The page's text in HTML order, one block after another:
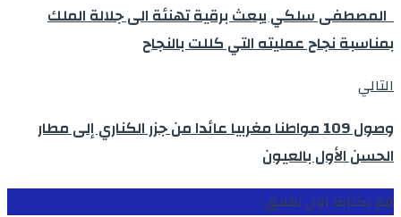
المصطفى سلكي يبعث برقية تهنئة الى جلالة الملك
بمناسبة نجاح عمليته التي كللت بالنجاح
التالي
وصول 109 مواطنا مغربيا عائدا من جزر الكناري إلى مطار
الحسن الأول بالعيون
قم بكتابة اول تعليق